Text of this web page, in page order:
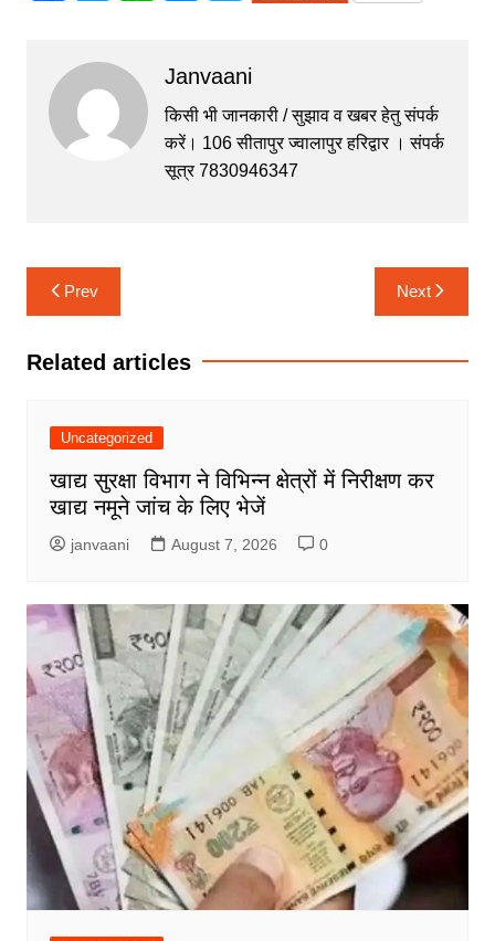
c
e
b
o
itt
er s
A
p
p
s
e
n
el
gr
a
m
Janvaani
किसी भी जानकारी / सुझाव व खबर हेतु संपर्क
करें। 106 सीतापुर ज्वालापुर हरिद्वार । संपर्क
सूत्र 7830946347
Post
navigation
Prev Next
Related articles
Uncategorized
खाद्य सुरक्षा विभाग ने विभिन्न क्षेत्रों में निरीक्षण कर
खाद्य नमूने जांच के लिए भेजें
janvaani August 7, 2026 0